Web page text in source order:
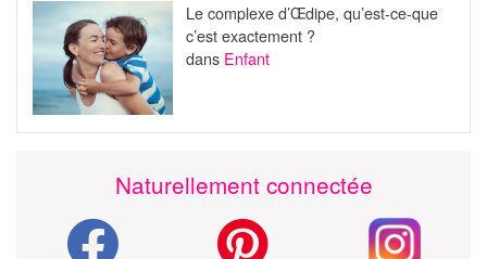
Le complexe d’Œdipe, qu’est-ce-que
c’est exactement ?
dans Enfant
Naturellement connectée